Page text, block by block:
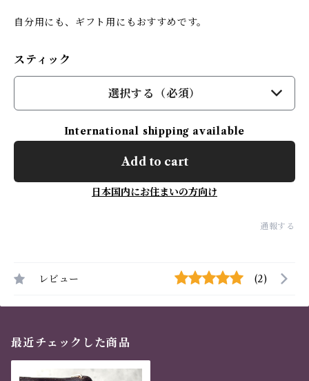
自分用にも、ギフト用にもおすすめです。
スティック
選択する（必須）
International shipping available
Add to cart
日本国内にお住まいの方向け
通報する
レビュー (2)
最近チェックした商品